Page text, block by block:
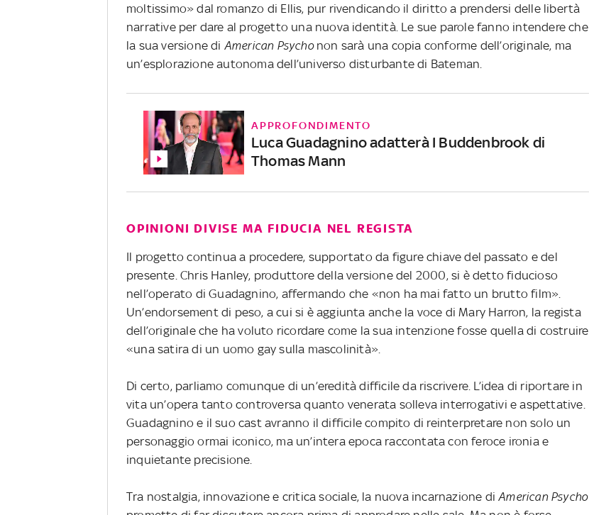
moltissimo» dal romanzo di Ellis, pur rivendicando il diritto a prendersi delle libertà
narrative per dare al progetto una nuova identità. Le sue parole fanno intendere che
la sua versione di American Psycho non sarà una copia conforme dell’originale, ma
un’esplorazione autonoma dell’universo disturbante di Bateman.
APPROFONDIMENTO
Luca Guadagnino adatterà I Buddenbrook di
Thomas Mann
OPINIONI DIVISE MA FIDUCIA NEL REGISTA
Il progetto continua a procedere, supportato da figure chiave del passato e del
presente. Chris Hanley, produttore della versione del 2000, si è detto fiducioso
nell’operato di Guadagnino, affermando che «non ha mai fatto un brutto film».
Un’endorsement di peso, a cui si è aggiunta anche la voce di Mary Harron, la regista
dell’originale che ha voluto ricordare come la sua intenzione fosse quella di costruire
«una satira di un uomo gay sulla mascolinità».
Di certo, parliamo comunque di un’eredità difficile da riscrivere. L’idea di riportare in
vita un’opera tanto controversa quanto venerata solleva interrogativi e aspettative.
Guadagnino e il suo cast avranno il difficile compito di reinterpretare non solo un
personaggio ormai iconico, ma un’intera epoca raccontata con feroce ironia e
inquietante precisione.
Tra nostalgia, innovazione e critica sociale, la nuova incarnazione diAmerican Psycho